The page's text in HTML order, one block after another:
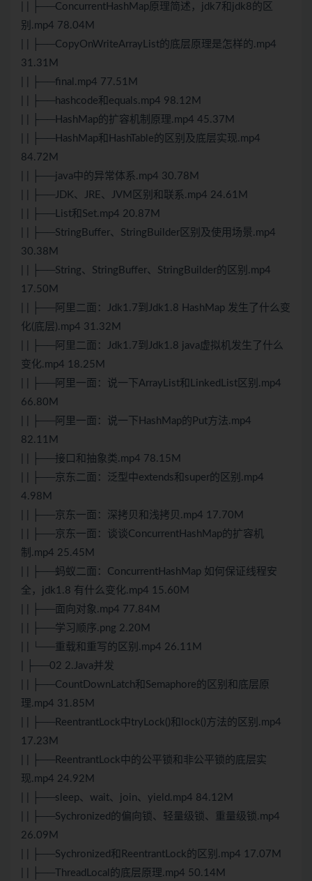
| | ├──ConcurrentHashMap原理简述，jdk7和jdk8的区
别.mp4 78.04M
| | ├──CopyOnWriteArrayList的底层原理是怎样的.mp4
31.31M
| | ├──final.mp4 77.51M
| | ├──hashcode和equals.mp4 98.12M
| | ├──HashMap的扩容机制原理.mp4 45.37M
| | ├──HashMap和HashTable的区别及底层实现.mp4
84.72M
| | ├──java中的异常体系.mp4 30.78M
| | ├──JDK、JRE、JVM区别和联系.mp4 24.61M
| | ├──List和Set.mp4 20.87M
| | ├──StringBuffer、StringBuilder区别及使用场景.mp4
30.38M
| | ├──String、StringBuffer、StringBuilder的区别.mp4
17.50M
| | ├──阿里二面：Jdk1.7到Jdk1.8 HashMap 发生了什么变
化(底层).mp4 31.32M
| | ├──阿里二面：Jdk1.7到Jdk1.8 java虚拟机发生了什么
变化.mp4 18.25M
| | ├──阿里一面：说一下ArrayList和LinkedList区别.mp4
66.80M
| | ├──阿里一面：说一下HashMap的Put方法.mp4
82.11M
| | ├──接口和抽象类.mp4 78.15M
| | ├──京东二面：泛型中extends和super的区别.mp4
4.98M
| | ├──京东一面：深拷贝和浅拷贝.mp4 17.70M
| | ├──京东一面：谈谈ConcurrentHashMap的扩容机
制.mp4 25.45M
| | ├──蚂蚁二面：ConcurrentHashMap 如何保证线程安
全，jdk1.8 有什么变化.mp4 15.60M
| | ├──面向对象.mp4 77.84M
| | ├──学习顺序.png 2.20M
| | └──重载和重写的区别.mp4 26.11M
| ├──02 2.Java并发
| | ├──CountDownLatch和Semaphore的区别和底层原
理.mp4 31.85M
| | ├──ReentrantLock中tryLock()和lock()方法的区别.mp4
17.23M
| | ├──ReentrantLock中的公平锁和非公平锁的底层实
现.mp4 24.92M
| | ├──sleep、wait、join、yield.mp4 84.12M
| | ├──Sychronized的偏向锁、轻量级锁、重量级锁.mp4
26.09M
| | ├──Sychronized和ReentrantLock的区别.mp4 17.07M
| | ├──ThreadLocal的底层原理.mp4 50.14M